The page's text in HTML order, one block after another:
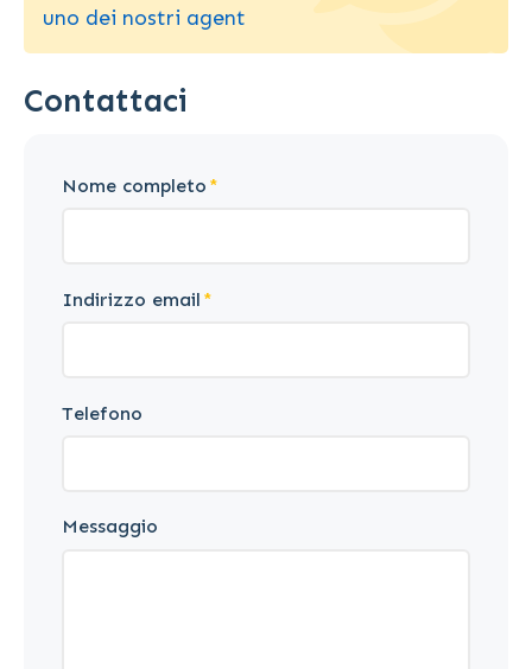
uno dei nostri agent
Contattaci
Nome completo
Indirizzo email
Telefono
Messaggio